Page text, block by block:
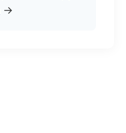
→